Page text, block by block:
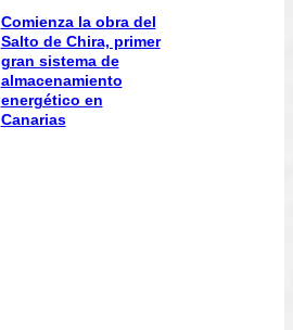
Comienza la obra del
Salto de Chira, primer
gran sistema de
almacenamiento
energético en
Canarias